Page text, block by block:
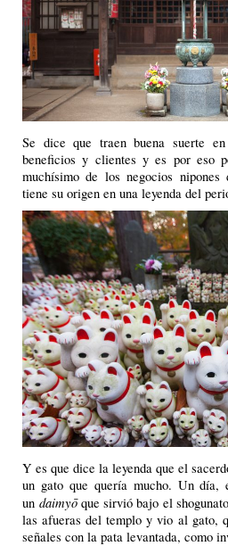
Se dice que traen buena suerte
beneficios y clientes y es por eso
muchísimo de los negocios
tiene su origen en una leyenda del
Y es que dice la leyenda que el
un gato que quería mucho. Un día,
undaimyōque sirvió bajo el
las afueras del templo y vio al gato,
señales con la pata levantada, como